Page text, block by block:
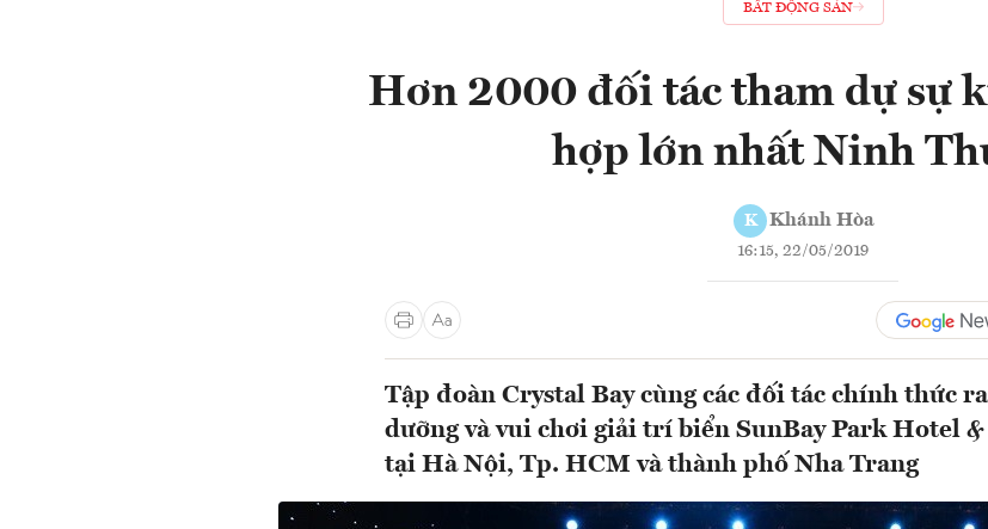
BẤT ĐỘNG SẢN
Hơn 2000 đối tác tham dự sự
hợp lớn nhất Ninh
K Khánh Hòa
16:15, 22/05/2019
Tập đoàn Crystal Bay cùng các đối tác chính thức
dưỡng và vui chơi giải trí biển SunBay Park Hotel
tại Hà Nội, Tp. HCM và thành phố Nha Trang